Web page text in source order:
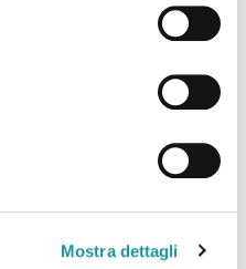
Mostra dettagli